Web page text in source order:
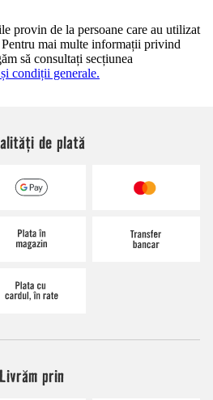
provin de la persoane care au utilizat
mai multe informații privind
să consultați secțiunea
condiții generale.
de plată
Livrăm prin